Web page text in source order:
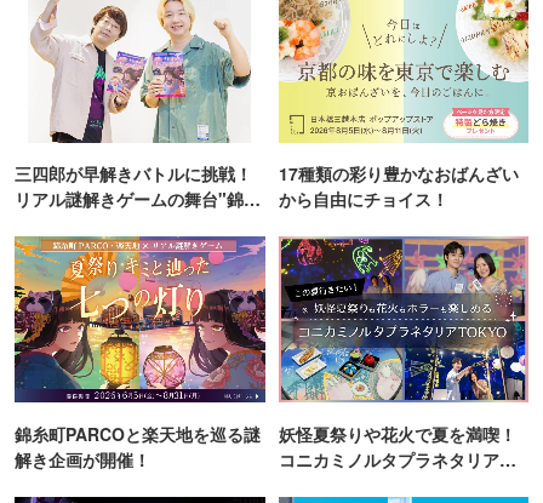
三四郎が早解きバトルに挑戦！
リアル謎解きゲームの舞台"錦糸
17種類の彩り豊かなおばんざい
から自由にチョイス！
錦糸町PARCOと楽天地を巡る謎
解き企画が開催！
妖怪夏祭りや花火で夏を満喫！
コニカミノルタプラネタリア